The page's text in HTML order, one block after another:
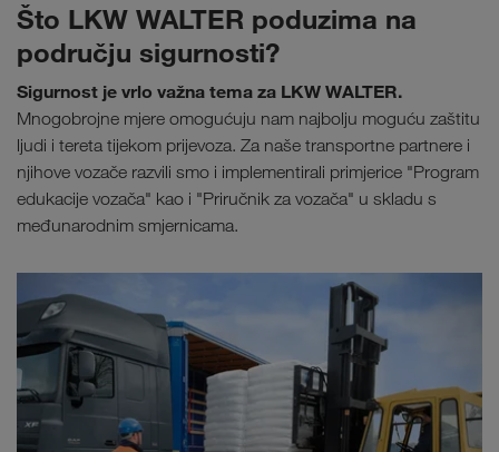
Što LKW WALTER poduzima na
području sigurnosti?
Sigurnost je vrlo važna tema za LKW WALTER.
Mnogobrojne mjere omogućuju nam najbolju moguću zaštitu
ljudi i tereta tijekom prijevoza. Za naše transportne partnere i
njihove vozače razvili smo i implementirali primjerice "Program
edukacije vozača" kao i "Priručnik za vozača" u skladu s
međunarodnim smjernicama.